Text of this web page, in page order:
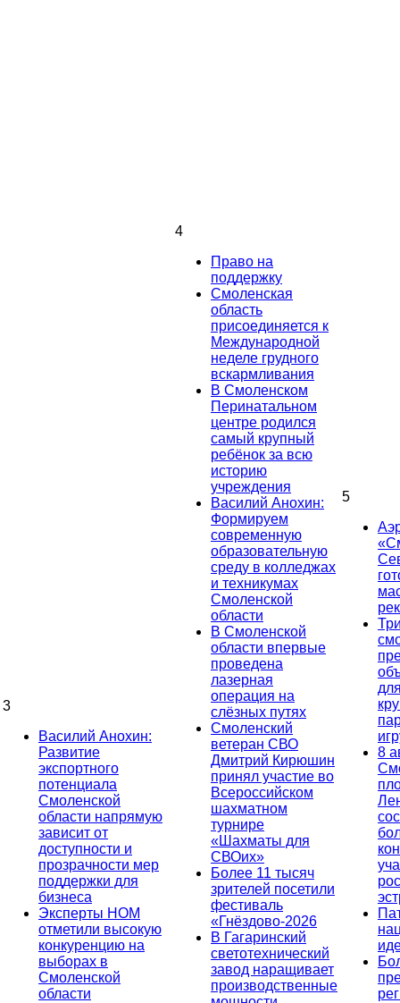
3
Василий Анохин:
Развитие
экспортного
потенциала
Смоленской
области напрямую
зависит от
доступности и
прозрачности мер
поддержки для
бизнеса
Эксперты НОМ
отметили высокую
конкуренцию на
выборах в
Смоленской
области
4
Право на
поддержку
Смоленская
область
присоединяется к
Международной
неделе грудного
вскармливания
В Смоленском
Перинатальном
центре родился
самый крупный
ребёнок за всю
историю
учреждения
Василий Анохин:
Формируем
современную
образовательную
среду в колледжах
и техникумах
Смоленской
области
В Смоленской
области впервые
проведена
лазерная
операция на
слёзных путях
Смоленский
ветеран СВО
Дмитрий Кирюшин
принял участие во
Всероссийском
шахматном
турнире
«Шахматы для
СВОих»
Более 11 тысяч
зрителей посетили
фестиваль
«Гнёздово-2026
В Гагаринский
светотехнический
завод наращивает
производственные
5
8